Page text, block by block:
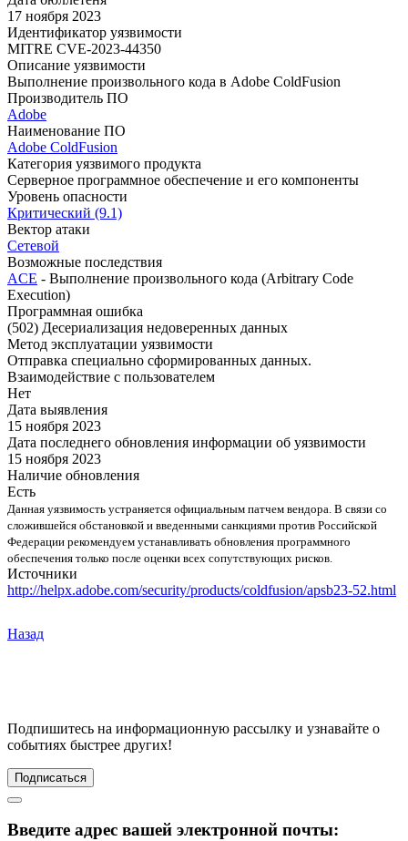
17 ноября 2023
Идентификатор уязвимости
MITRE CVE-2023-44350
Описание уязвимости
Выполнение произвольного кода в Adobe ColdFusion
Производитель ПО
Adobe
Наименование ПО
Adobe ColdFusion
Категория уязвимого продукта
Серверное программное обеспечение и его компоненты
Уровень опасности
Критический (9.1)
Вектор атаки
Сетевой
Возможные последствия
ACE - Выполнение произвольного кода (Arbitrary Code
Execution)
Программная ошибка
(502) Десериализация недоверенных данных
Метод эксплуатации уязвимости
Отправка специально сформированных данных.
Взаимодействие с пользователем
Нет
Дата выявления
15 ноября 2023
Дата последнего обновления информации об уязвимости
15 ноября 2023
Наличие обновления
Есть
Данная уязвимость устраняется официальным патчем вендора. В связи со
сложившейся обстановкой и введенными санкциями против Российской
Федерации рекомендуем устанавливать обновления программного
обеспечения только после оценки всех сопутствующих рисков.
Источники
http://helpx.adobe.com/security/products/coldfusion/apsb23-52.html
Назад
Подпишитесь на информационную рассылку и узнавайте о
событиях быстрее других!
Подписаться
Введите адрес вашей электронной почты: